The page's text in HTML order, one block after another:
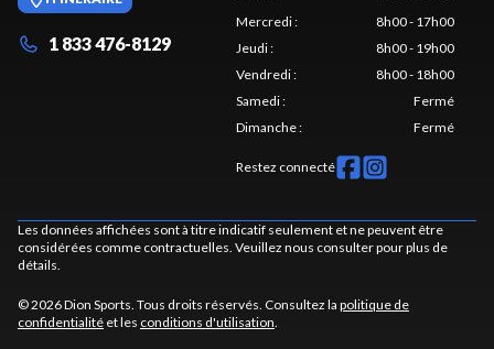
1 833 476-8129
Mercredi:
8h00 - 17h00
Jeudi:
8h00 - 19h00
Vendredi:
8h00 - 18h00
Samedi:
Fermé
Dimanche: Fermé
Restez connecté
Les données affichées sont à titre indicatif seulement et ne peuvent être
considérées comme contractuelles. Veuillez nous consulter pour plus de
détails.
© 2026 Dion Sports. Tous droits réservés. Consultez la politique de
confidentialité et les conditions d'utilisation.